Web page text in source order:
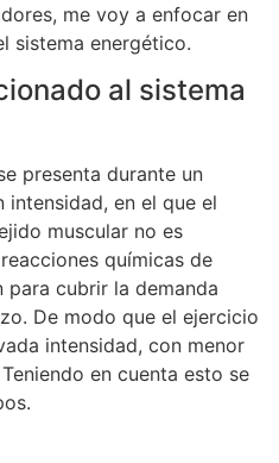
me voy a enfocar en
sistema energético.
al sistema
presenta durante un
en el que el
muscular no es
químicas de
para cubrir la demanda
De modo que el ejercicio
intensidad, con menor
en cuenta esto se